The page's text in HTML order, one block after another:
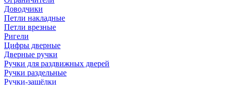
Доводчики
Петли накладные
Петли врезные
Ригели
Цифры дверные
Дверные ручки
Ручки для раздвижных дверей
Ручки раздельные
Ручки-защёлки